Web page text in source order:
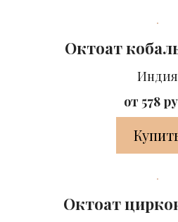
Октоат
Индия
от 578
Октоат